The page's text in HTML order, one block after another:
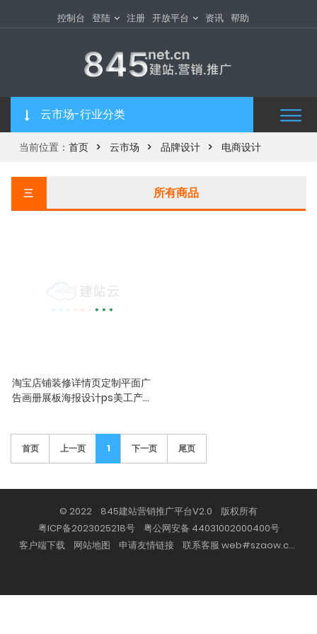
控制台 登陆 注册 开放平台 资讯 帮助
云市场-行业分类
当前位置： 首页 云市场 品牌设计 电商设计
所有商品
三
淘宝店铺装修详情页定制平面广
告画册展板海报设计ps美工产品
就是快
首页 上一页 1 下一页 尾页
© 2022 845建站营销推广平台V2.0 版权所有
粤ICP备2023025218号
粤公网安备 44031002000400号
客户端下载
网站地图 申请友情链接 联系客服 web#szaow.com